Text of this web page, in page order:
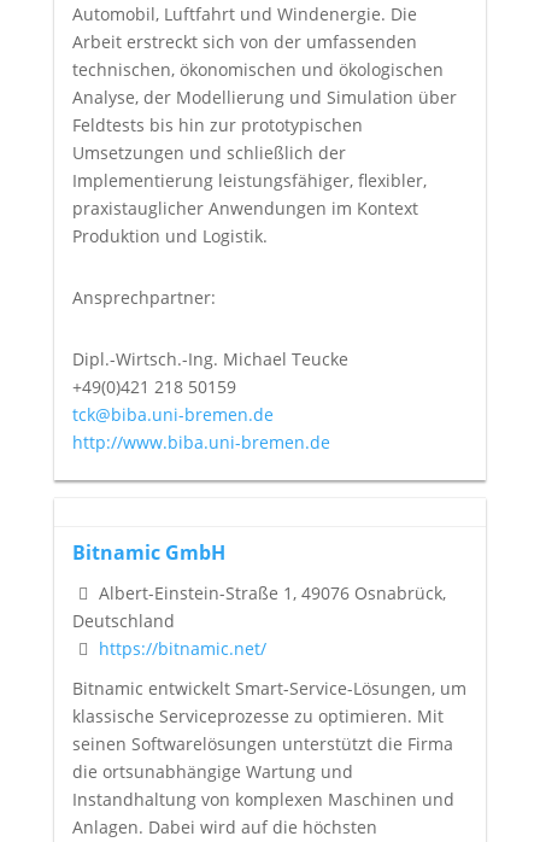
Automobil, Luftfahrt und Windenergie. Die
Arbeit erstreckt sich von der umfassenden
technischen, ökonomischen und ökologischen
Analyse, der Modellierung und Simulation über
Feldtests bis hin zur prototypischen
Umsetzungen und schließlich der
Implementierung leistungsfähiger, flexibler,
praxistauglicher Anwendungen im Kontext
Produktion und Logistik.
Ansprechpartner:
Dipl.-Wirtsch.-Ing. Michael Teucke
+49(0)421 218 50159
tck@biba.uni-bremen.de
http://www.biba.uni-bremen.de
Bitnamic GmbH
Albert-Einstein-Straße 1, 49076 Osnabrück,
Deutschland
https://bitnamic.net/
Bitnamic entwickelt Smart-Service-Lösungen, um
klassische Serviceprozesse zu optimieren. Mit
seinen Softwarelösungen unterstützt die Firma
die ortsunabhängige Wartung und
Instandhaltung von komplexen Maschinen und
Anlagen. Dabei wird auf die höchsten